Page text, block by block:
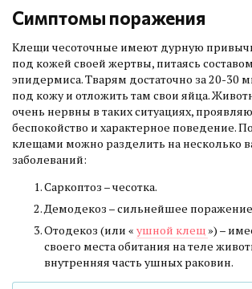
Симптомы поражения
Клещи чесоточные имеют дурную
под кожей своей жертвы, питаясь
эпидермиса. Тварям достаточно за 20-30
под кожу и отложить там свои яйца.
очень нервны в таких ситуациях,
беспокойство и характерное поведение.
клещами можно разделить на несколько
заболеваний:
Саркоптоз – чесотка.
Демодекоз – сильнейшее
Отодекоз (или « ушной клещ ») –
своего места обитания на теле
внутренняя часть ушных раковин.